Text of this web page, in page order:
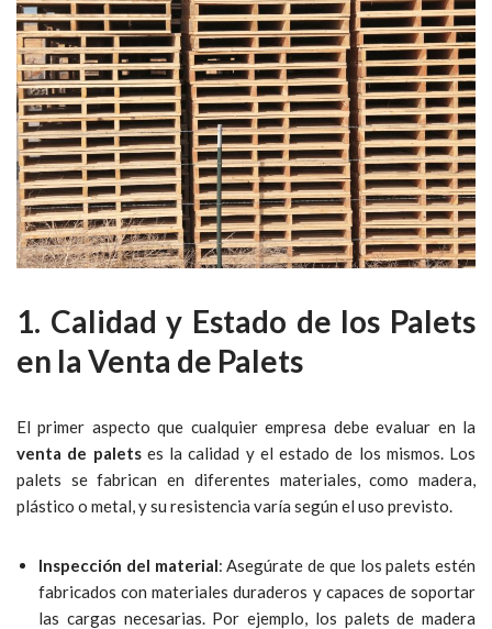
1. Calidad y Estado de los Palets
en la Venta de Palets
El primer aspecto que cualquier empresa debe evaluar en la
venta de paletses la calidad y el estado de los mismos. Los
palets se fabrican en diferentes materiales, como madera,
plástico o metal, y su resistencia varía según el uso previsto.
Inspección del material: Asegúrate de que los palets estén
fabricados con materiales duraderos y capaces de soportar
las cargas necesarias. Por ejemplo, los palets de madera